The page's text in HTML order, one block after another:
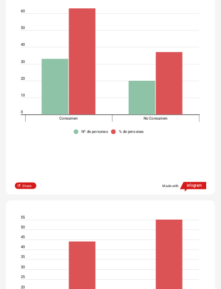
60
50
40
30
20
10
0
Consumen No Consumen
Nº de personas % de personas
Share Made with
55
50
45
40
35
30
25
20